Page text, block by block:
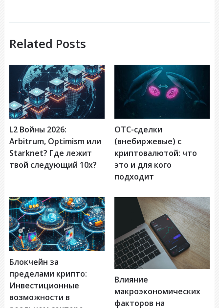
Related Posts
L2 Войны 2026:
Arbitrum, Optimism или
Starknet? Где лежит
твой следующий 10x?
OTC-сделки
(внебиржевые) с
криптовалютой: что
это и для кого
подходит
Блокчейн за
пределами крипто:
Инвестиционные
возможности в
Влияние
макроэкономических
факторов на